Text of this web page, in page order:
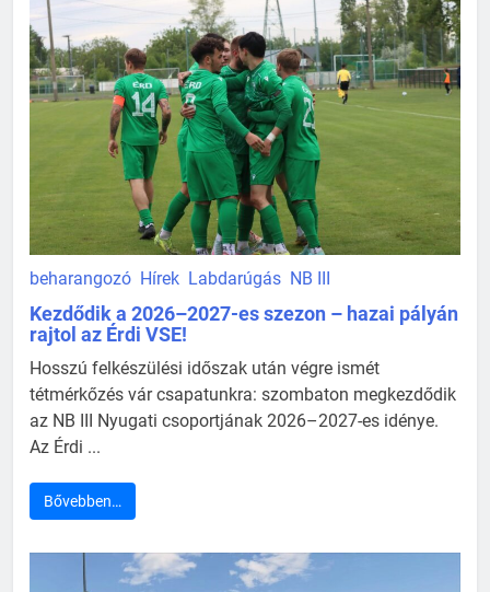
beharangozó Hírek Labdarúgás NB III
Kezdődik a 2026–2027-es szezon – hazai pályán
rajtol az Érdi VSE!
Hosszú felkészülési időszak után végre ismét
tétmérkőzés vár csapatunkra: szombaton megkezdődik
az NB III Nyugati csoportjának 2026–2027-es idénye.
Az Érdi ...
Bővebben…